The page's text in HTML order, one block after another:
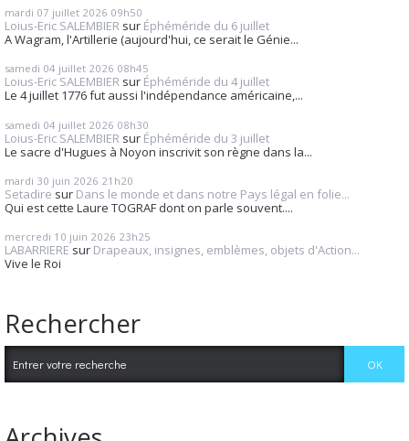
mardi 07 juillet 2026 09h50
Loius-Eric SALEMBIER sur Éphéméride du 6 juillet
A Wagram, l'Artillerie (aujourd'hui, ce serait le Génie...
samedi 04 juillet 2026 08h45
Loius-Eric SALEMBIER sur Éphéméride du 4 juillet
Le 4 juillet 1776 fut aussi l'indépendance américaine,...
samedi 04 juillet 2026 08h30
Loius-Eric SALEMBIER sur Éphéméride du 3 juillet
Le sacre d'Hugues à Noyon inscrivit son règne dans la...
mardi 30 juin 2026 21h20
Setadire sur Dans le monde et dans notre Pays légal en folie...
Qui est cette Laure TOGRAF dont on parle souvent....
mercredi 10 juin 2026 23h25
LABARRIERE sur Drapeaux, insignes, emblèmes, objets d'Action...
Vive le Roi
Rechercher